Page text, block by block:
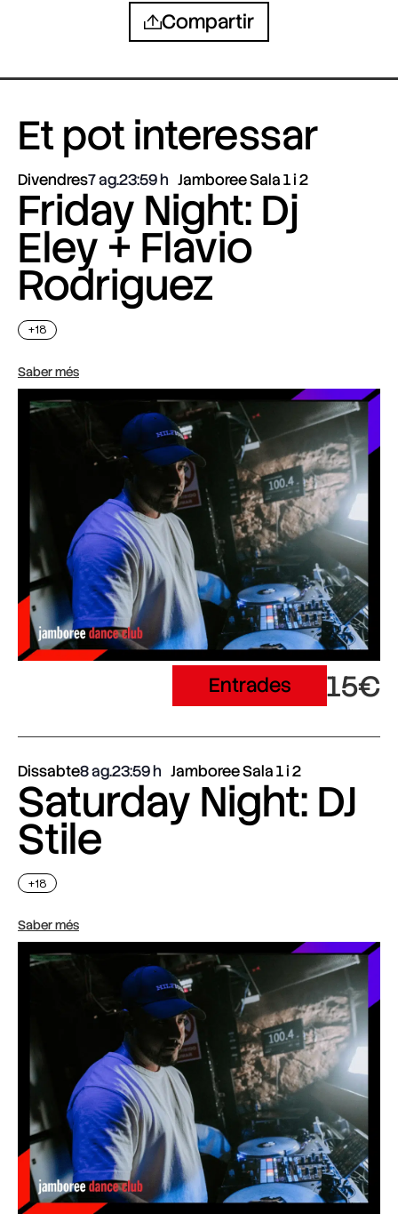
Compartir
Et pot interessar
Divendres7 ag.23:59 Jamboree Sala 1 i 2
Friday Night: Dj
Eley + Flavio
Rodriguez
+18
Saber més
Entrades 15€
Dissabte8 ag.23:59 Jamboree Sala 1 i 2
Saturday Night: DJ
Stile
+18
Saber més